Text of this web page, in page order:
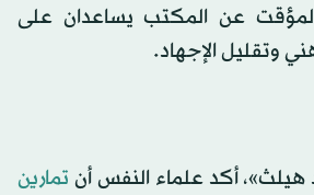
المؤقت عن المكتب يساعدان على
وتقليل الإجهاد.
أكد علماء النفس أن تمارين